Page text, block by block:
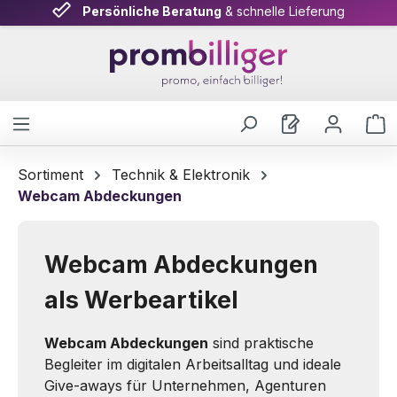
Zum Hauptinhalt springen
Persönliche Beratung & schnelle Lieferung
Sortiment
Technik & Elektronik
Webcam Abdeckungen
Webcam Abdeckungen
als Werbeartikel
Webcam Abdeckungen sind praktische
Begleiter im digitalen Arbeitsalltag und ideale
Give-aways für Unternehmen, Agenturen